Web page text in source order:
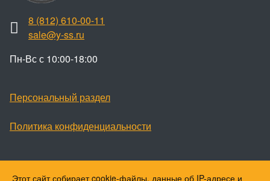
8 (812) 610-00-11
sale@y-ss.ru
Пн-Вс с 10:00-18:00
Персональный раздел
Политика конфиденциальности
Этот сайт собирает cookie-файлы, данные об IP-адресе и